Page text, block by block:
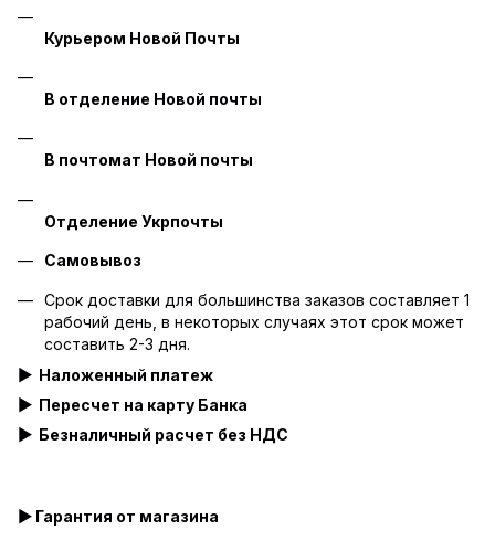
Курьером Новой Почты
В отделение Новой почты
В почтомат Новой почты
Отделение Укрпочты
Самовывоз
Срок доставки для большинства заказов составляет 1
рабочий день, в некоторых случаях этот срок может
составить 2-3 дня.
▶ Наложенный платеж
▶ Пересчет на карту Банка
▶ Безналичный расчет без НДС
▶ Гарантия от магазина